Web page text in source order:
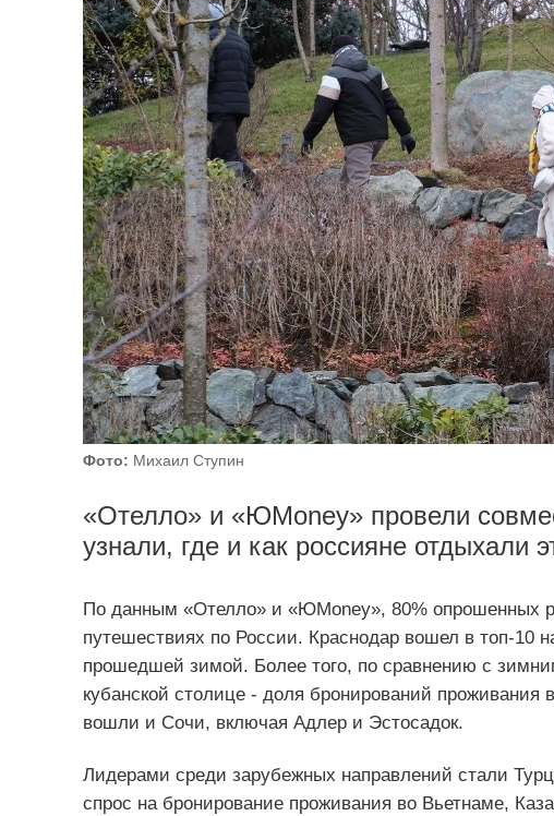
Фото: Михаил Ступин
«Отелло» и «ЮMoney» провели
узнали, где и как россияне отдыхали
По данным «Отелло» и «ЮMoney», 80% опрошенных
путешествиях по России. Краснодар вошел в топ-10
прошедшей зимой. Более того, по сравнению с
кубанской столице - доля бронирований проживания
вошли и Сочи, включая Адлер и Эстосадок.
Лидерами среди зарубежных направлений стали
спрос на бронирование проживания во Вьетнаме,